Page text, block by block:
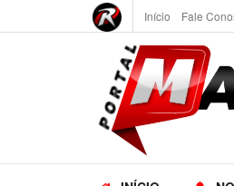
Início Fale